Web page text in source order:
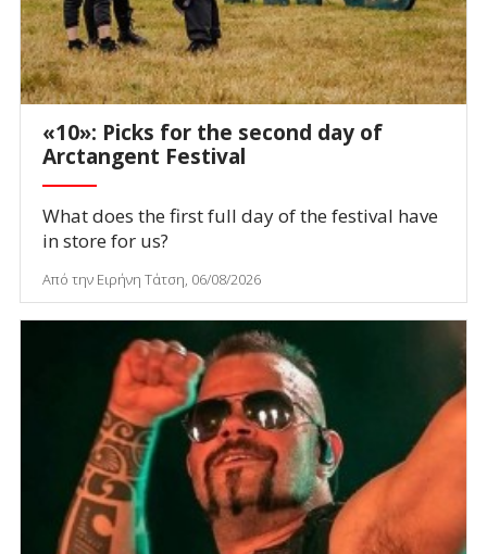
«10»: Picks for the second day of
Arctangent Festival
What does the first full day of the festival have
in store for us?
Από την Ειρήνη Τάτση, 06/08/2026